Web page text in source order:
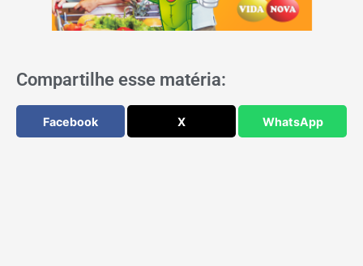
Compartilhe esse matéria:
Facebook X WhatsApp